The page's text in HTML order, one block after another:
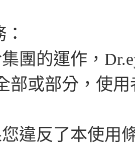
集團的運作，
部或部分，使
您違反了本使